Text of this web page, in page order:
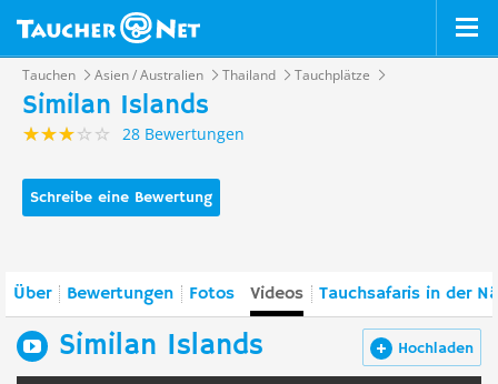
Tauchen Asien / Australien Thailand Tauchplätze
Similan Islands
28 Bewertungen
Schreibe eine Bewertung
Über Bewertungen Fotos Videos Tauchsafaris in der
Hochladen
Similan Islands